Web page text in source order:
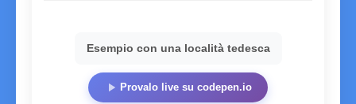
Esempio con una località tedesca
play_arrow Provalo live su codepen.io